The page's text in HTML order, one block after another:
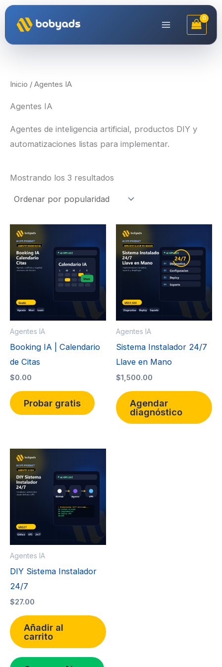
contenido
Inicio / Agentes IA
Agentes IA
Agentes de inteligencia artificial, productos DIY y
automatizaciones listas para implementar.
Mostrando los 3 resultados
Agentes IA
Booking IA | Calendario
de Citas
$0.00
Probar gratis
Agentes IA
Sistema Instalador 24/7
Llave en Mano
$1,500.00
Agendar
diagnóstico
Agentes IA
DIY Sistema Instalador
24/7
$27.00
Añadir al
carrito